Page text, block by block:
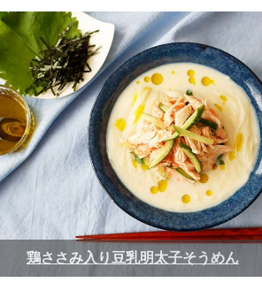
鶏ささみ入り豆乳明太子そうめん